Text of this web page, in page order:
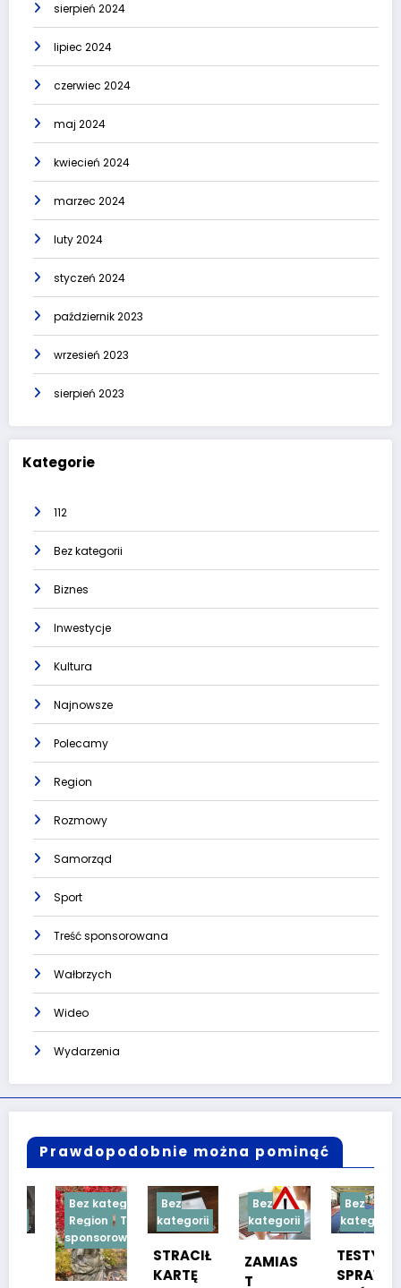
sierpień 2024
lipiec 2024
czerwiec 2024
maj 2024
kwiecień 2024
marzec 2024
luty 2024
styczeń 2024
październik 2023
wrzesień 2023
sierpień 2023
Kategorie
112
Bez kategorii
Biznes
Inwestycje
Kultura
Najnowsze
Polecamy
Region
Rozmowy
Samorząd
Sport
Treść sponsorowana
Wałbrzych
Wideo
Wydarzenia
Prawdopodobnie można pominąć
Bez kategorii
Region
Treść
sponsorowana
Bez
kategorii
STRACIŁ
KARTĘ
Bez
kategorii
ZAMIAS
Bez
kategorii
TESTY
SPRAW